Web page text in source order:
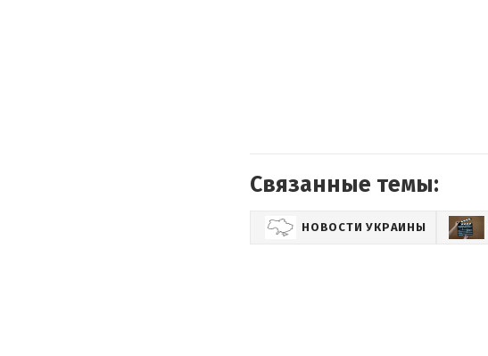
Связанные темы:
НОВОСТИ УКРАИНЫ